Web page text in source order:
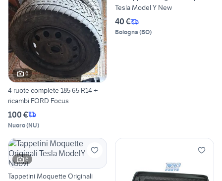
6
4 ruote complete 185 65 R14 +
ricambi FORD Focus
100 €
Nuoro(NU)
Tesla Model Y New
40 €
Bologna (BO)
6
Tappetini Moquette Originali